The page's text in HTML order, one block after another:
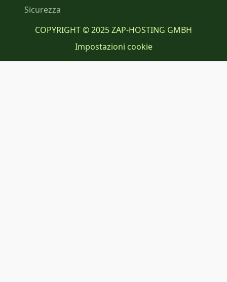
Sicurezza
COPYRIGHT © 2025 ZAP-HOSTING GMBH
Impostazioni cookie